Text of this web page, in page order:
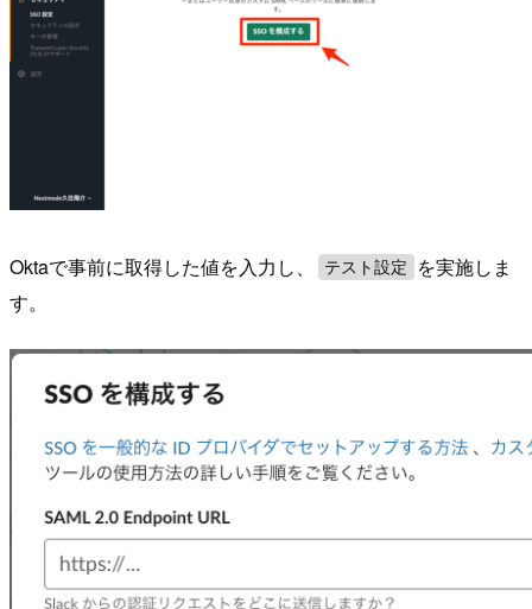
Oktaで事前に取得した値を入力し、 テスト設定
を実施しま
す。